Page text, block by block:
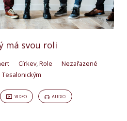
má svou roli
Církev,Role
Nezařazené
Tesalonickým
VIDEO AUDIO